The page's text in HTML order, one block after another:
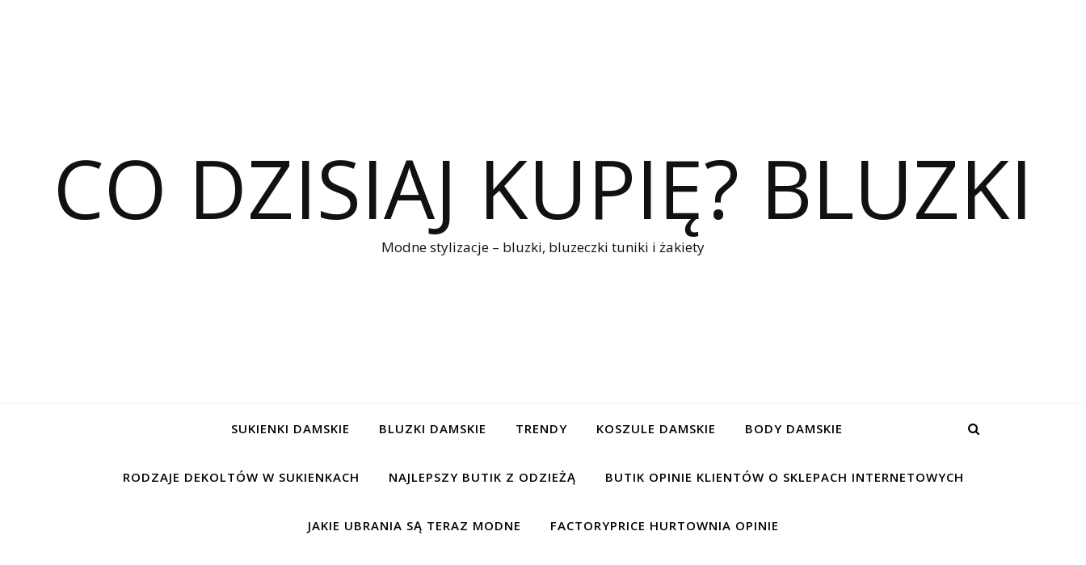
CO DZISIAJ KUPIĘ? BLUZKI
Modne stylizacje – bluzki, bluzeczki tuniki i żakiety
SUKIENKI DAMSKIE BLUZKI DAMSKIE TRENDY KOSZULE DAMSKIE BODY DAMSKIE
RODZAJE DEKOLTÓW W SUKIENKACH NAJLEPSZY BUTIK Z ODZIEŻĄ BUTIK OPINIE KLIENTÓW O SKLEPACH INTERNETOWYCH
JAKIE UBRANIA SĄ TERAZ MODNE FACTORYPRICE HURTOWNIA OPINIE